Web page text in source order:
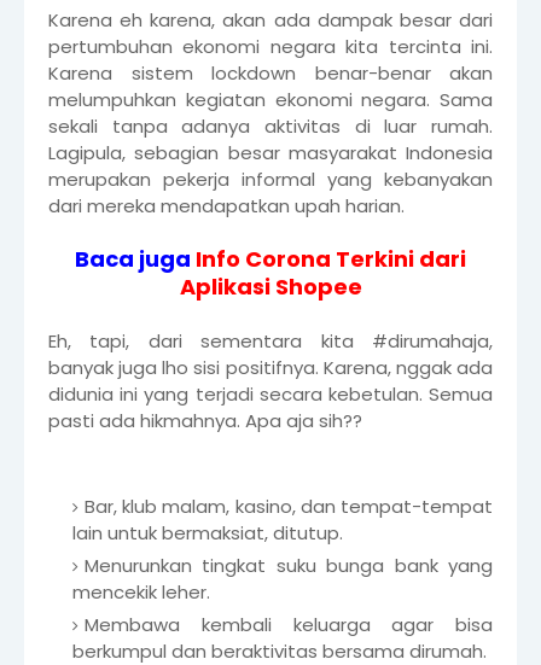
Karena eh karena, akan ada dampak besar dari
pertumbuhan ekonomi negara kita tercinta ini.
Karena sistem lockdown benar-benar akan
melumpuhkan kegiatan ekonomi negara. Sama
sekali tanpa adanya aktivitas di luar rumah.
Lagipula, sebagian besar masyarakat Indonesia
merupakan pekerja informal yang kebanyakan
dari mereka mendapatkan upah harian.
Baca juga Info Corona Terkini dari
Aplikasi Shopee
Eh, tapi, dari sementara kita #dirumahaja,
banyak juga lho sisi positifnya. Karena, nggak ada
didunia ini yang terjadi secara kebetulan. Semua
pasti ada hikmahnya. Apa aja sih??
Bar, klub malam, kasino, dan tempat-tempat
lain untuk bermaksiat, ditutup.
Menurunkan tingkat suku bunga bank yang
mencekik leher.
Membawa kembali keluarga agar bisa
berkumpul dan beraktivitas bersama dirumah.